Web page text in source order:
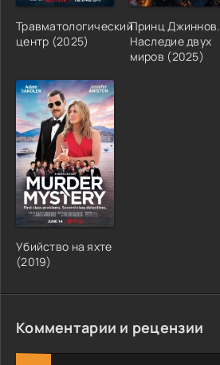
Травматологический
центр (2025)
Принц Джиннов.
Наследие двух
миров (2025)
Убийство на яхте
(2019)
Комментарии и рецензии